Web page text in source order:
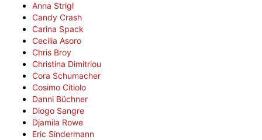
Anna Strigl
Candy Crash
Carina Spack
Cecilia Asoro
Chris Broy
Christina Dimitriou
Cora Schumacher
Cosimo Citiolo
Danni Büchner
Diogo Sangre
Djamila Rowe
Eric Sindermann